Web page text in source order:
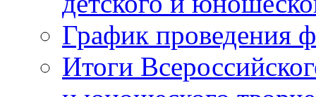
График проведения
Итоги